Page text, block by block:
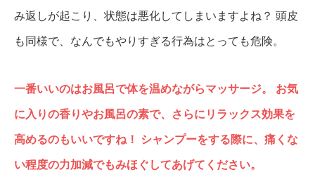
み返しが起こり、状態は悪化してしまいますよね？ 頭皮
も同様で、なんでもやりすぎる行為はとっても危険。
一番いいのはお風呂で体を温めながらマッサージ。
お気
に入りの香りやお風呂の素で、さらにリラックス効果を
高めるのもいいですね！ シャンプーをする際に、痛くな
い程度の力加減でもみほぐしてあげてください。